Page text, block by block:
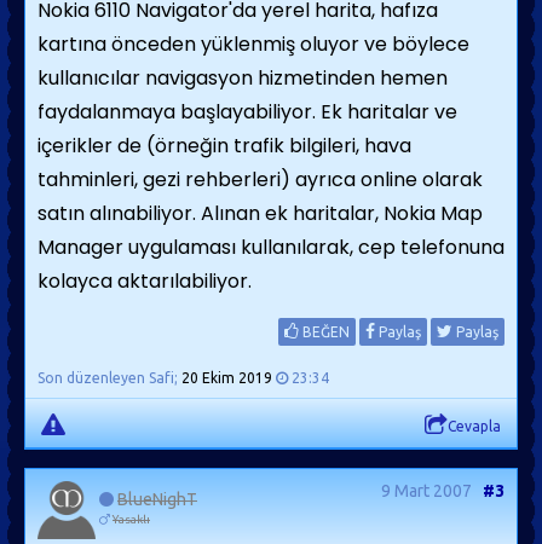
Nokia 6110 Navigator'da yerel harita, hafıza
kartına önceden yüklenmiş oluyor ve böylece
kullanıcılar navigasyon hizmetinden hemen
faydalanmaya başlayabiliyor. Ek haritalar ve
içerikler de (örneğin trafik bilgileri, hava
tahminleri, gezi rehberleri) ayrıca online olarak
satın alınabiliyor. Alınan ek haritalar, Nokia Map
Manager uygulaması kullanılarak, cep telefonuna
kolayca aktarılabiliyor.
BEĞEN Paylaş Paylaş
Son düzenleyen Safi; 20 Ekim 2019 23:34
Cevapla
BlueNighT
Yasaklı
9 Mart 2007 #3